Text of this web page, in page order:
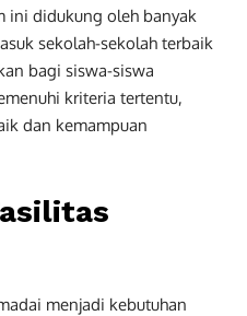
ini didukung oleh banyak
sekolah-sekolah terbaik
bagi siswa-siswa
kriteria tertentu,
dan kemampuan
menjadi kebutuhan